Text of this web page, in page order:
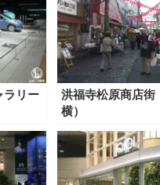
ラリー
洪福寺松原商店街
横）